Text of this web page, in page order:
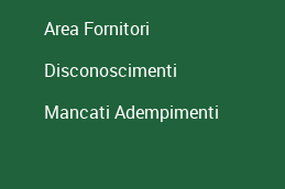
Area Fornitori
Disconoscimenti
Mancati Adempimenti